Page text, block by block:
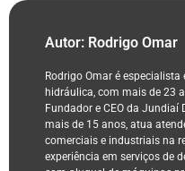
Autor: Rodrigo Omar
Rodrigo Omar é
hidráulica, com mais de 23
Fundador e CEO da Jundiaí
mais de 15 anos, atua
comerciais e industriais na
experiência em serviços de